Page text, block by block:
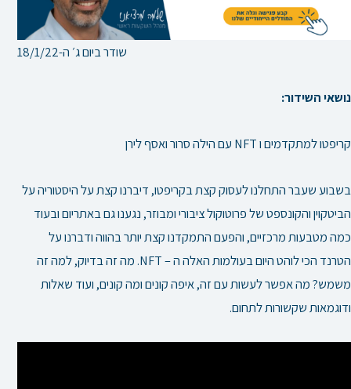
שודר ביום ג׳ ה-18/1/22
נושאי השידור:
קריפטו למתקדמים ו NFT עם הילה סרור ואסף לירן
בשבוע שעבר התחלנו לעסוק קצת בקריפטו, דיברנו קצת על היסטוריה על
הביטקוין והקונספט של פרוטוקול ציבורי ומבוזר, נגענו גם באתריום ובעוד
כמה מטבעות מרכזיים, והפעם התמקדנו קצת יותר בהווה ודברנו על
הטרנד הכי לוהט היום בעולמות האלה ה – NFT. מה זה בדיוק, למה זה
משמש? מה אפשר לעשות עם זה, איפה קונים ומה קונים, ועוד שאלות
ודוגמאות שקשורות לתחום.